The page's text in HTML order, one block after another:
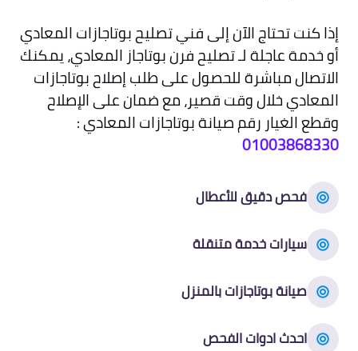
إذا كنت تحتاج الآن إلى فني تصليح بوتاجازات المعادي
أو خدمة عاجلة لـ تصليح فرن بوتاجاز المعادي، يمكنك
الاتصال مباشرة للحصول على طلب إصلاح بوتاجازات
المعادي خلال وقت قصير، مع ضمان على الإصلاح
وقطع الغيار رقم صيانة بوتاجازات المعادي :
01003868330
فحص دقيق للأعطال
سيارات خدمة متنقلة
صيانة بوتاجازات بالمنزل
احدث ادوات الفحص